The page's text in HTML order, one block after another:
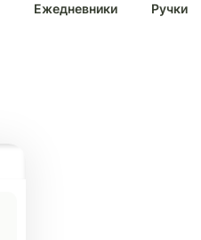
Ежедневники Ручки